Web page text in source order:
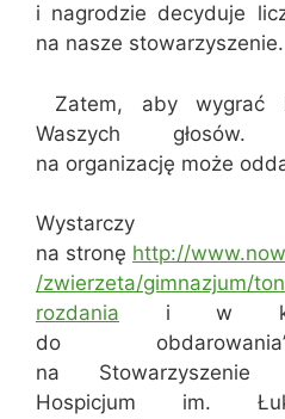
i nagrodzie decyduje
na nasze stowarzyszenie.
Zatem, aby wygrać
Waszych głosów.
na organizację może
na stronę http://
/zwierzeta/gimnazjum/
rozdania i w
do
na Stowarzyszenie
Hospicjum im.